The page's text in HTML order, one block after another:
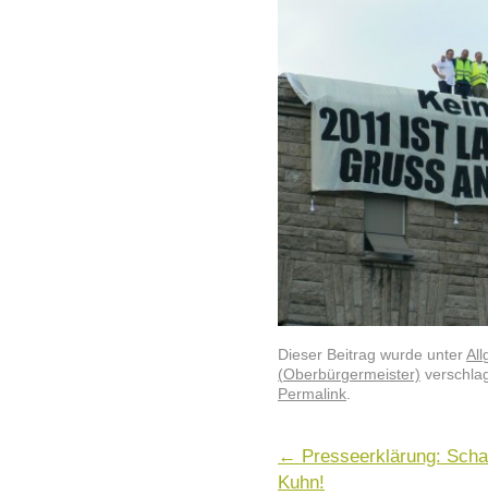
Dieser Beitrag wurde unter
(Oberbürgermeister)
Permalink
← Presseerklärung:
Kuhn!